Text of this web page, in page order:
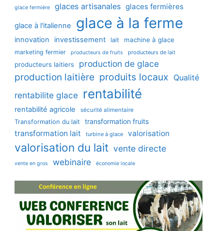
glace fermière glaces artisanales glaces fermières
glace à l'italienne glace à la ferme
innovation investissement lait machine à glace
marketing fermier producteurs de fruits producteurs de lait
producteurs laitiers production de glace
production laitière produits locaux Qualité
rentabilite glace rentabilité
rentabilité agricole sécurité alimentaire
Transformation du lait transformation fruits
transformation lait turbine à glace valorisation
valorisation du lait vente directe
vente en gros webinaire économie locale